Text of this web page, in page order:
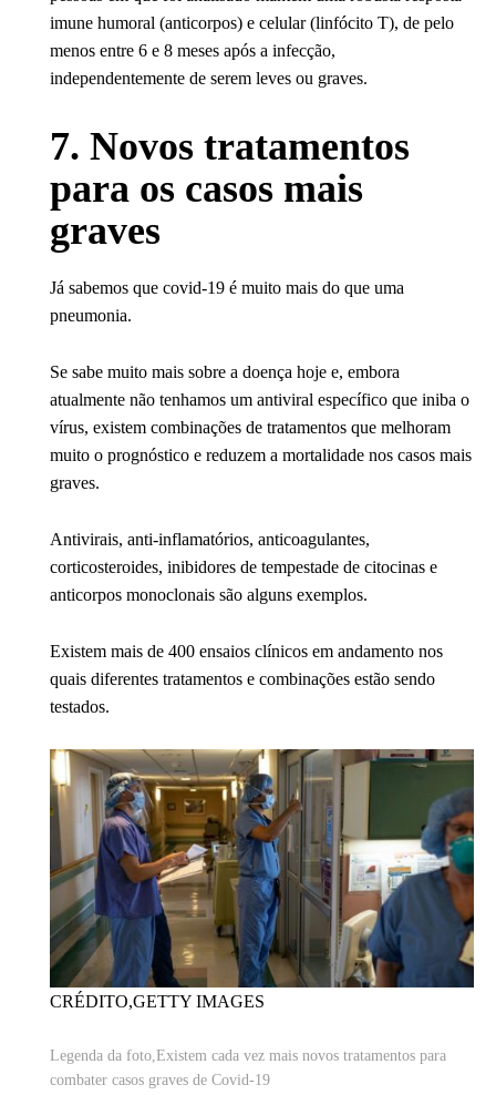
imune humoral (anticorpos) e celular (linfócito T), de pelo
menos entre 6 e 8 meses após a infecção,
independentemente de serem leves ou graves.
7. Novos tratamentos
para os casos mais
graves
Já sabemos que covid-19 é muito mais do que uma
pneumonia.
Se sabe muito mais sobre a doença hoje e, embora
atualmente não tenhamos um antiviral específico que iniba o
vírus, existem combinações de tratamentos que melhoram
muito o prognóstico e reduzem a mortalidade nos casos mais
graves.
Antivirais, anti-inflamatórios, anticoagulantes,
corticosteroides, inibidores de tempestade de citocinas e
anticorpos monoclonais são alguns exemplos.
Existem mais de 400 ensaios clínicos em andamento nos
quais diferentes tratamentos e combinações estão sendo
testados.
CRÉDITO,GETTY IMAGES
Legenda da foto, Existem cada vez mais novos tratamentos para
combater casos graves de Covid-19